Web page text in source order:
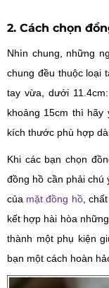
2. Cách chọn
Nhìn chung, những
chung đều thuộc loại
tay vừa, dưới
khoảng 15cm thì
kích thước phù hợp
Khi các bạn chọn
đồng hồ cần phải
của mặt đồng hồ,
kết hợp hài hòa
thành một phụ kiện
bạn một cách hoàn